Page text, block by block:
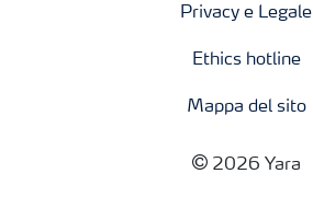
Privacy e Legale
Ethics hotline
Mappa del sito
2026 Yara